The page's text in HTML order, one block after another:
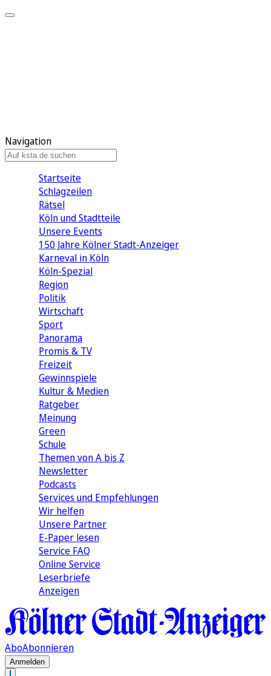
Navigation
Startseite
Schlagzeilen
Rätsel
Köln und Stadtteile
Unsere Events
150 Jahre Kölner Stadt-Anzeiger
Karneval in Köln
Köln-Spezial
Region
Politik
Wirtschaft
Sport
Panorama
Promis & TV
Freizeit
Gewinnspiele
Kultur & Medien
Ratgeber
Meinung
Green
Schule
Themen von A bis Z
Newsletter
Podcasts
Services und Empfehlungen
Wir helfen
Unsere Partner
E-Paper lesen
Service FAQ
Online Service
Leserbriefe
Anzeigen
AboAbonnieren
Anmelden